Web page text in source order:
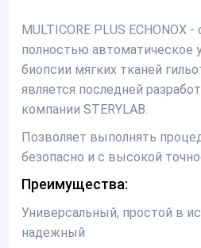
MULTICORE PLUS ECHONOX
полностью автоматическое
биопсии мягких тканей
является последней
компании STERYLAB.
Позволяет выполнять
безопасно и с высокой
Преимущества:
Универсальный, простой в
надежный